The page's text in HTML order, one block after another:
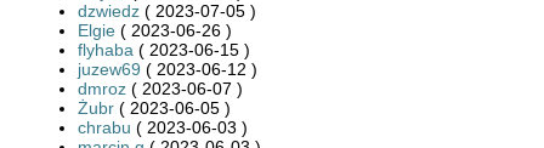
dzwiedz ( 2023-07-05 )
Elgie ( 2023-06-26 )
flyhaba ( 2023-06-15 )
juzew69 ( 2023-06-12 )
dmroz ( 2023-06-07 )
Żubr ( 2023-06-05 )
chrabu ( 2023-06-03 )